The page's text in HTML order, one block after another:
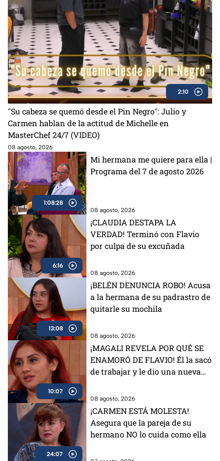
2:10
"Su cabeza se quemó desde el Pin Negro": Julio y
Carmen hablan de la actitud de Michelle en
MasterChef 24/7 (VIDEO)
08 agosto, 2026
1:08:28
Mi hermana me quiere para ella |
Programa del 7 de agosto 2026
08 agosto, 2026
6:16
¡CLAUDIA DESTAPA LA
VERDAD! Terminó con Flavio
por culpa de su excuñada
08 agosto, 2026
13:08
¡BELÉN DENUNCIA ROBO! Acusa
a la hermana de su padrastro de
quitarle su mochila
08 agosto, 2026
10:07
¡MAGALI REVELA POR QUÉ SE
ENAMORÓ DE FLAVIO! Él la sacó
de trabajar y le dio una nueva
08 agosto, 2026
24:07
¡CARMEN ESTÁ MOLESTA!
Asegura que la pareja de su
hermano NO lo cuida como ella